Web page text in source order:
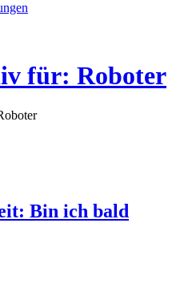
für: Roboter
Bin ich bald